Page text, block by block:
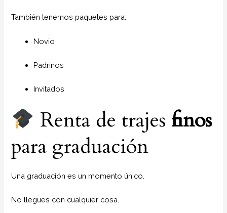
También tenemos paquetes para:
Novio
Padrinos
Invitados
Renta de trajes finos
para graduación
Una graduación es un momento único.
No llegues con cualquier cosa.